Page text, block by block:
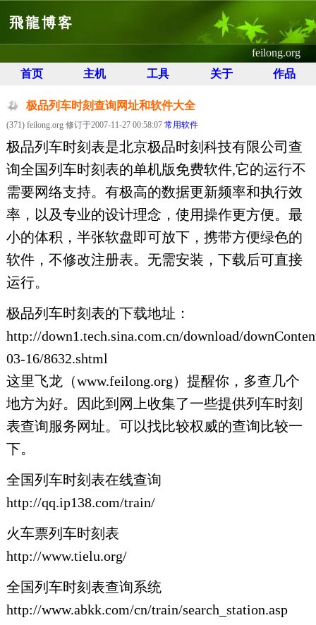
飛龍博客
feilong.org
首页
主机 工具 关于 作品
极品列车时刻查询网址和软件大全
(371) feilong.org 修订于2007-11-27 00:58:07 常用软件
极品列车时刻表是北京极品时刻科技有限公司查
询全国列车时刻表的单机版免费软件,它的运行不
需要网络支持。有极高的数据更新频率和执行效
率，以及专业的设计理念，使用操作更方便。最
小的体积，半张软盘即可放下，携带方便绿色的
软件，不修改注册表。无需安装，下载后可直接
运行。
极品列车时刻表的下载地址：
http://down1.tech.sina.com.cn/download/
03-16/8632.shtml
这里飞龙（www.feilong.org）提醒你，多查几个
地方为好。因此到网上收集了一些提供列车时刻
表查询服务网址。可以找比较权威的查询比较一
下。
全国列车时刻表在线查询
http://qq.ip138.com/train/
火车票列车时刻表
http://www.tielu.org/
全国列车时刻表查询系统
http://www.abkk.com/cn/train/search_station.asp